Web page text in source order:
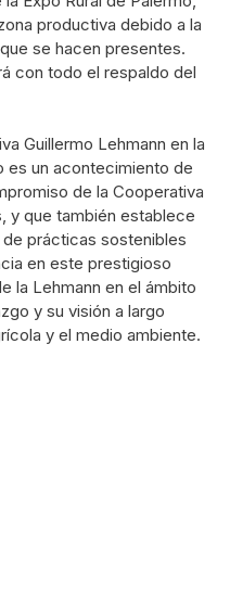
productiva debido a la
se hacen presentes.
con todo el respaldo del
Guillermo Lehmann en la
es un acontecimiento de
de la Cooperativa
y que también establece
prácticas sostenibles
en este prestigioso
la Lehmann en el ámbito
y su visión a largo
y el medio ambiente.